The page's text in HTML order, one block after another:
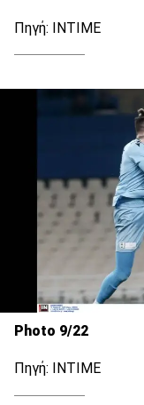
Πηγή: ΙΝΤΙΜΕ
Photo 9/22
Πηγή: ΙΝΤΙΜΕ